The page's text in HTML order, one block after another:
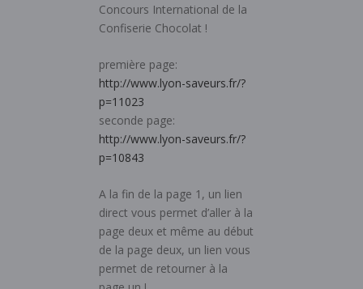
Concours International de la
Confiserie Chocolat !
première page:
http://www.lyon-saveurs.fr/?
p=11023
seconde page:
http://www.lyon-saveurs.fr/?
p=10843
A la fin de la page 1, un lien
direct vous permet d’aller à la
page deux et même au début
de la page deux, un lien vous
permet de retourner à la